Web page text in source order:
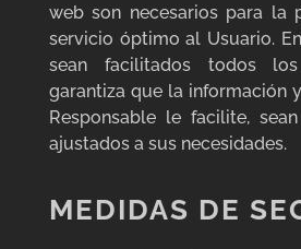
web son necesarios para la
servicio óptimo al Usuario.
sean facilitados todos
garantiza que la información
Responsable le facilite,
ajustados a sus necesidades.
MEDIDAS DE